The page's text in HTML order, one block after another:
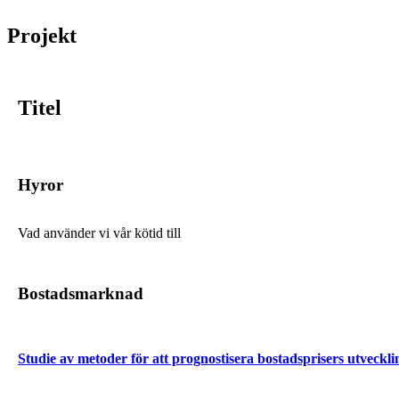
Projekt
Titel
Hyror
Vad använder vi vår kötid till
Bostadsmarknad
Studie av metoder för att prognostisera bostadsprisers